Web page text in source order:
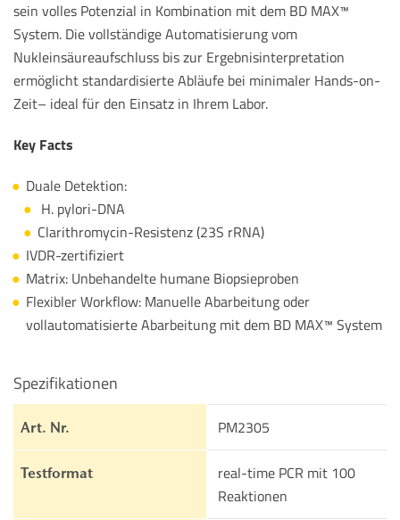
sein volles Potenzial in Kombination mit dem BD MAX™
System. Die vollständige Automatisierung vom
Nukleinsäureaufschluss bis zur Ergebnisinterpretation
ermöglicht standardisierte Abläufe bei minimaler Hands-on-
Zeit– ideal für den Einsatz in Ihrem Labor.
Key Facts
Duale Detektion:
H. pylori-DNA
Clarithromycin-Resistenz (23S rRNA)
IVDR-zertifiziert
Matrix: Unbehandelte humane Biopsieproben
Flexibler Workflow: Manuelle Abarbeitung oder
vollautomatisierte Abarbeitung mit dem BD MAX™ System
Spezifikationen
Art. Nr. PM2305
Testformat
real-time PCR mit 100
Reaktionen